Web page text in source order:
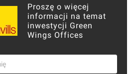
Proszę o więcej
informacji na temat
inwestycji Green
Wings Offices